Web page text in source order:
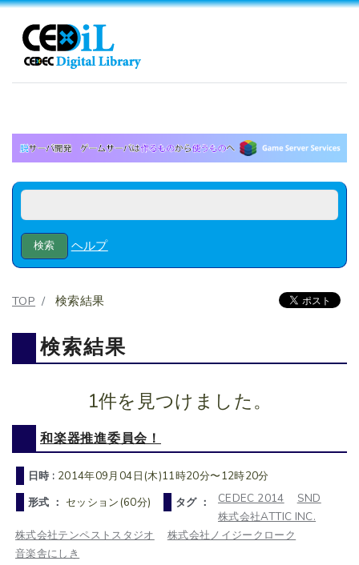
ヘルプ
TOP 検索結果
検索結果
1件を見つけました。
和楽器推進委員会！
日時 : 2014年09月04日(木)11時20分〜12時20分
形式 ： セッション(60分) タグ ： CEDEC 2014
SND
株式会社ATTIC INC.
株式会社テンペストスタジオ
株式会社ノイジークローク
音楽舎にしき